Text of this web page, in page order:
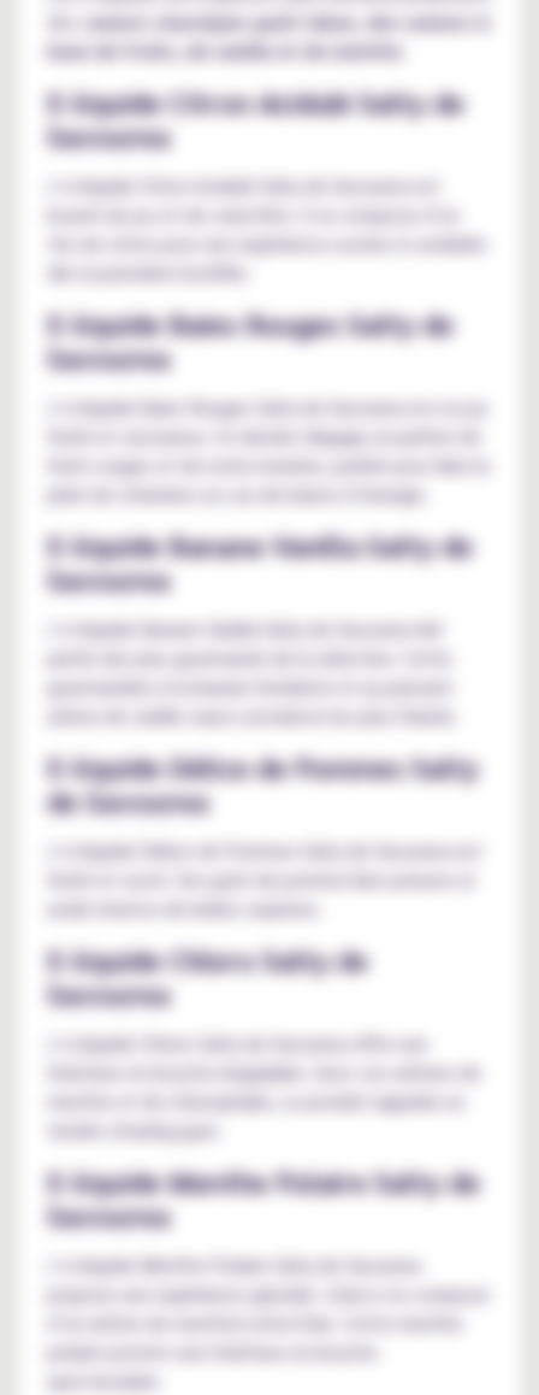
aveurs classiques goût tabac, des saveurs à
base de fruits, de vanille et de menthe
E-liquide Citron Acidulé Salty de
Savourea
L’e-liquide Citron Acidulé Salty de Savourea est
trio de citron pour une expérience sucrée et acidulée
E-liquide Baies Rouges Salty de
Savourea
L’e-liquide Baies Rouges Salty de Savourea est un jus
fruité et savoureux. Ce dernier dégage un parfum de
fruits rouges et de notes boisées, parfait pour faire le
plein de vitamines en cas de baisse d’énergie.
E-liquide Banane Vanilla Salty de
Savourea
L’e-liquide Banane Vanilla Salty de Savourea fait
E-liquide Délice de Pommes Salty
de Savourea
L’e-liquide Délice de Pommes Salty de Savourea est
fruité et sucré. Son goût de pomme bien juteuse et
E-liquide Chloro Salty de
Savourea
L’e-liquide Chloro Salty de Savourea offre une
fraîcheur en bouche inégalable. Avec ces arômes de
menthe et de chlorophylle, ce produit rappelle un
tendre chewing gum.
E-liquide Menthe Polaire Salty de
Savourea
L’e-liquide Menthe Polaire Salty de Savourea
propose une expérience glaciale. Celui-ci se compose